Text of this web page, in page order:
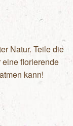
Natur. Teile die
florierende
kann!